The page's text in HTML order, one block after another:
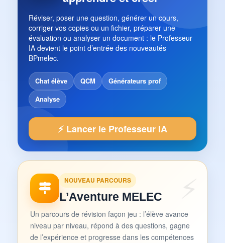
Réviser, poser une question, générer un cours,
corriger vos copies ou un fichier, préparer une
évaluation ou analyser un document : le Professeur
IA devient le point d’entrée des nouveautés
BPmelec.
Chat élève QCM
Générateurs prof
Analyse
⚡ Lancer le Professeur IA
NOUVEAU PARCOURS
L’Aventure MELEC
Un parcours de révision façon jeu : l’élève avance
niveau par niveau, répond à des questions, gagne
de l’expérience et progresse dans les compétences